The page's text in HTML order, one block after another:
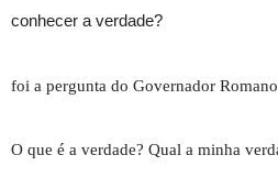
conhecer a verdade?
foi a pergunta do Governador
O que é a verdade? Qual a minha